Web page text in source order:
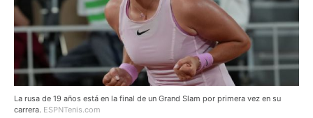
La rusa de 19 años está en la final de un Grand Slam por primera vez en su
carrera. ESPNTenis.com